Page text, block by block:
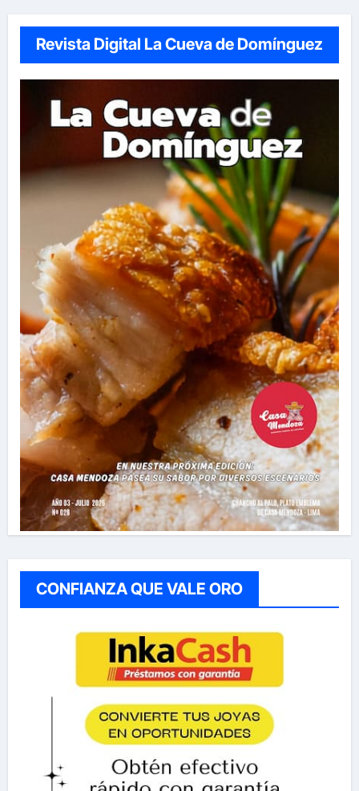
Revista Digital La Cueva de Domínguez
CONFIANZA QUE VALE ORO